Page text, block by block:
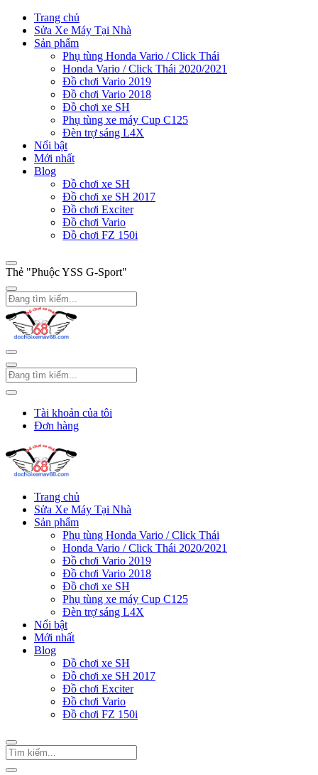
Trang chủ
Sửa Xe Máy Tại Nhà
Sản phẩm
Phụ tùng Honda Vario / Click Thái
Honda Vario / Click Thái 2020/2021
Đồ chơi Vario 2019
Đồ chơi Vario 2018
Đồ chơi xe SH
Phụ tùng xe máy Cup C125
Đèn trợ sáng L4X
Nổi bật
Mới nhất
Blog
Đồ chơi xe SH
Đồ chơi xe SH 2017
Đồ chơi Exciter
Đồ chơi Vario
Đồ chơi FZ 150i
Thẻ "Phuộc YSS G-Sport"
Tài khoản của tôi
Đơn hàng
Trang chủ
Sửa Xe Máy Tại Nhà
Sản phẩm
Phụ tùng Honda Vario / Click Thái
Honda Vario / Click Thái 2020/2021
Đồ chơi Vario 2019
Đồ chơi Vario 2018
Đồ chơi xe SH
Phụ tùng xe máy Cup C125
Đèn trợ sáng L4X
Nổi bật
Mới nhất
Blog
Đồ chơi xe SH
Đồ chơi xe SH 2017
Đồ chơi Exciter
Đồ chơi Vario
Đồ chơi FZ 150i